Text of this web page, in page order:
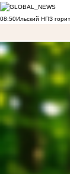
08:50Ильский НПЗ